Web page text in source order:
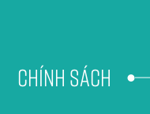
Chính sách